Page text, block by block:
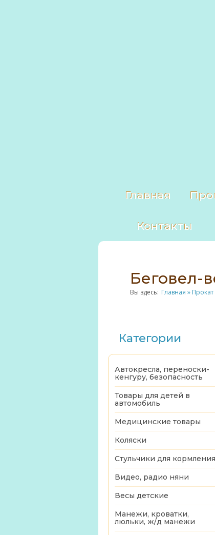
Главная
Контакты
Беговел-
Вы здесь: Главная » Прокат
Категории
Автокресла, переноски-
кенгуру, безопасность
Товары для детей в
автомобиль
Медицинские товары
Коляски
Стульчики для кормления
Видео, радио няни
Весы детские
Манежи, кроватки,
люльки, ж/д манежи